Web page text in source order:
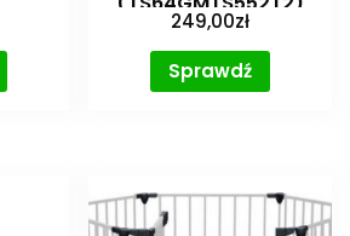
249,00zł
Sprawdź